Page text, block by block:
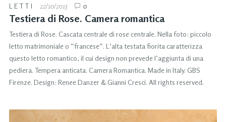
LETTI 22/10/2015 0
Testiera di Rose. Camera romantica
Testiera di Rose. Cascata centrale di rose centrale. Nella foto: piccolo
letto matrimoniale o “francese”. L’alta testata fiorita caratterizza
questo letto romantico, il cui design non prevede l’aggiunta di una
pediera. Tempera anticata. Camera Romantica. Made in Italy. GBS
Firenze. Design: Renee Danzer & Gianni Cresci. All rights reserved.